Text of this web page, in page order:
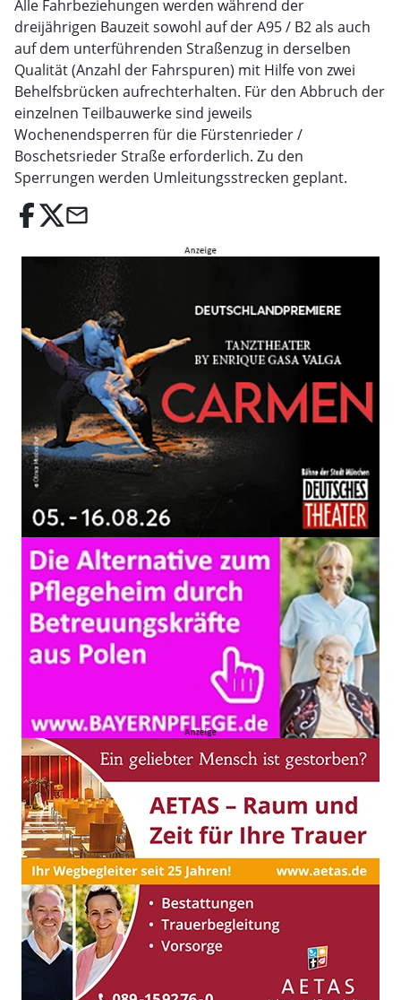
Alle Fahrbeziehungen werden während der
dreijährigen Bauzeit sowohl auf der A95 / B2 als auch
auf dem unterführenden Straßenzug in derselben
Qualität (Anzahl der Fahrspuren) mit Hilfe von zwei
Behelfsbrücken aufrechterhalten. Für den Abbruch der
einzelnen Teilbauwerke sind jeweils
Wochenendsperren für die Fürstenrieder /
Boschetsrieder Straße erforderlich. Zu den
Sperrungen werden Umleitungsstrecken geplant.
email